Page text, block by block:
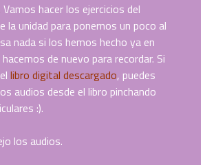
Vamos hacer los ejercicios del
la unidad para ponernos un poco al
nada si los hemos hecho ya en
de nuevo para recordar. Si
libro digital descargado, puedes
audios desde el libro pinchando
:).
los audios.